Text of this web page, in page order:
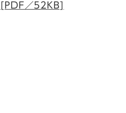
[PDF／52KB]